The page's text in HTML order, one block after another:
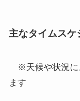
主なタイムスケ
※天候や状況に
ます